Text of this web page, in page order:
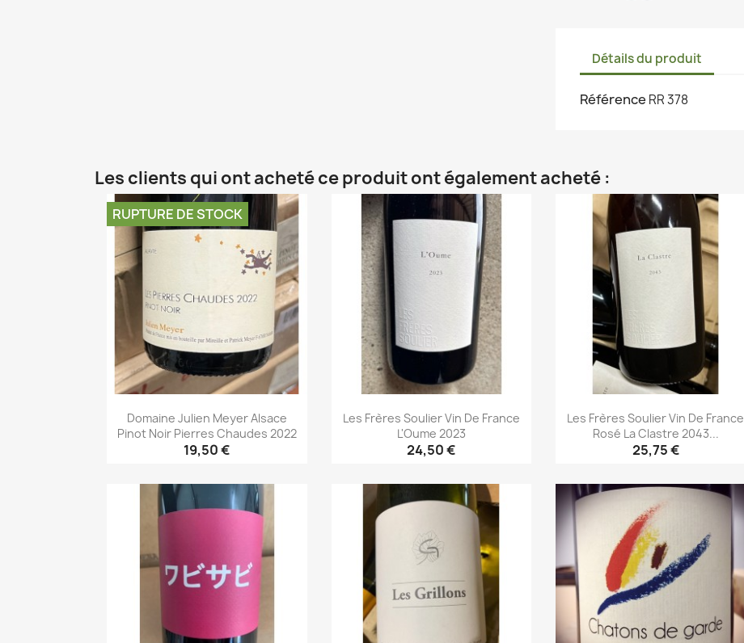
Détails du produit
Référence RR 378
Les clients qui ont acheté ce produit ont également acheté :
Domaine Julien Meyer Alsace
Pinot Noir Pierres Chaudes 2022
19,50 €
RUPTURE DE STOCK
Aperçu rapide
Les Frères Soulier Vin De France
L'Oume 2023
24,50 €
Aperçu rapide
Les Frères Soulier Vin De France
Rosé La Clastre 2043...
25,75 €
Aperçu rapide